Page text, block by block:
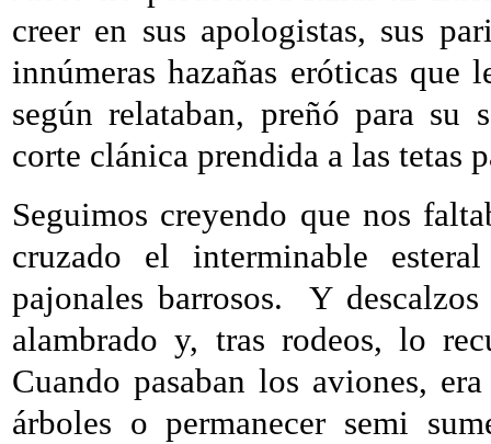
creer en sus apologistas, sus
innúmeras hazañas eróticas
según relataban, preñó para su
corte clánica prendida a las tetas
Seguimos creyendo que nos
cruzado el interminable
pajonales barrosos.
Y descalzos
alambrado y, tras rodeos, lo
Cuando pasaban los aviones,
árboles o permanecer semi